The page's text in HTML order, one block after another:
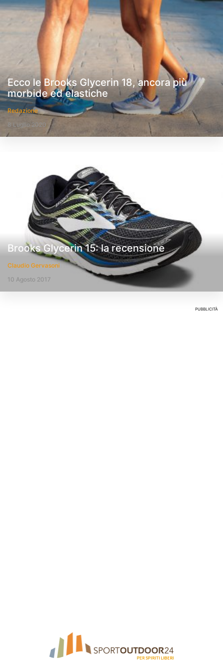
Ecco le Brooks Glycerin 18, ancora più
morbide ed elastiche
Redazione
8 Luglio 2020
Brooks Glycerin 15: la recensione
Claudio Gervasoni
10 Agosto 2017
PUBBLICITÀ